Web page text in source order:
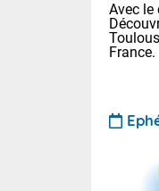
Avec le
France.